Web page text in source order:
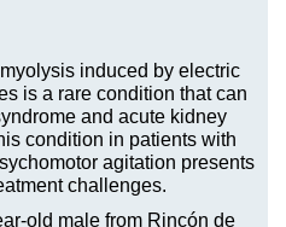
induced by electric
is a rare condition that can
and acute kidney
condition in patients with
agitation presents
challenges.
old male from Rincón de